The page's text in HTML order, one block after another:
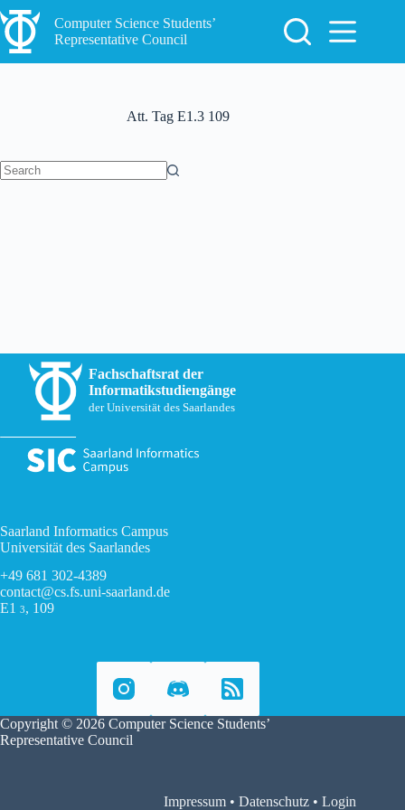
Skip
to
content
Computer Science Students’
Representative Council
Att. Tag E1.3 109
Fachschaftsrat der
Informatikstudiengänge
der Universität des Saarlandes
Saarland Informatics Campus
Universität des Saarlandes
+49 681 302-4389
contact@cs.fs.uni-saarland.de
E1 3, 109
Copyright © 2026 Computer Science Students’
Representative Council
Impressum •Datenschutz •Login